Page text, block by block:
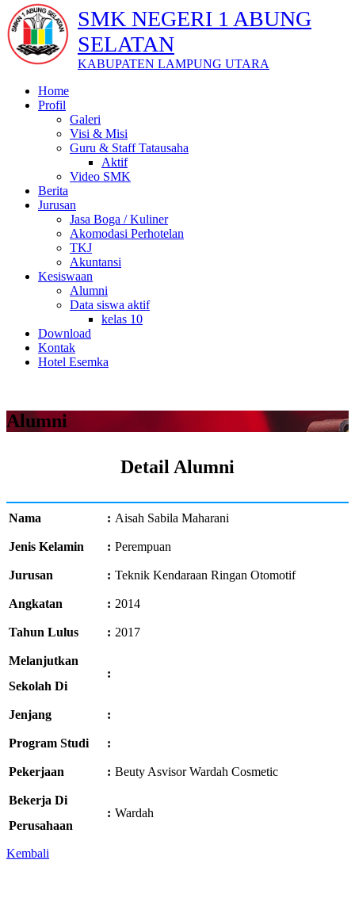
SMK NEGERI 1 ABUNG
SELATAN
KABUPATEN LAMPUNG UTARA
Home
Profil
Galeri
Visi & Misi
Guru & Staff Tatausaha
Aktif
Video SMK
Berita
Jurusan
Jasa Boga / Kuliner
Akomodasi Perhotelan
TKJ
Akuntansi
Kesiswaan
Alumni
Data siswa aktif
kelas 10
Download
Kontak
Hotel Esemka
Alumni
Detail Alumni
Nama : Aisah Sabila Maharani
Jenis Kelamin : Perempuan
Jurusan : Teknik Kendaraan Ringan Otomotif
Angkatan : 2014
Tahun Lulus : 2017
Melanjutkan
Sekolah Di
:
Jenjang :
Program Studi :
Pekerjaan : Beuty Asvisor Wardah Cosmetic
Bekerja Di
Perusahaan
: Wardah
Kembali